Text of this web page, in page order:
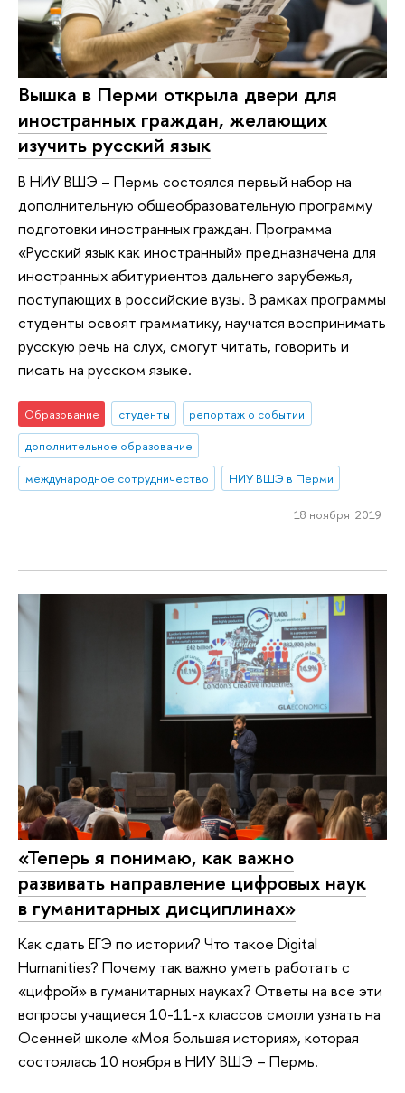
Вышка в Перми открыла двери для
иностранных граждан, желающих
изучить русский язык
В НИУ ВШЭ – Пермь состоялся первый набор на
дополнительную общеобразовательную программу
подготовки иностранных граждан. Программа
«Русский язык как иностранный» предназначена для
иностранных абитуриентов дальнего зарубежья,
поступающих в российские вузы. В рамках программы
студенты освоят грамматику, научатся воспринимать
русскую речь на слух, смогут читать, говорить и
писать на русском языке.
Образование студенты
репортаж о событии
дополнительное образование
международное сотрудничество
НИУ ВШЭ в Перми
18 ноября 2019
«Теперь я понимаю, как важно
развивать направление цифровых наук
в гуманитарных дисциплинах»
Как сдать ЕГЭ по истории? Что такое Digital
Humanities? Почему так важно уметь работать с
«цифрой» в гуманитарных науках? Ответы на все эти
вопросы учащиеся 10-11-х классов смогли узнать на
Осенней школе «Моя большая история», которая
состоялась 10 ноября в НИУ ВШЭ – Пермь.